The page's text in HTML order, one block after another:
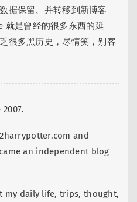
据保留、并转移到新博客
就是曾经的很多东西的延
很多黑历史，尽情笑，别客
2007.
and
an independent blog
my daily life, trips, thought,